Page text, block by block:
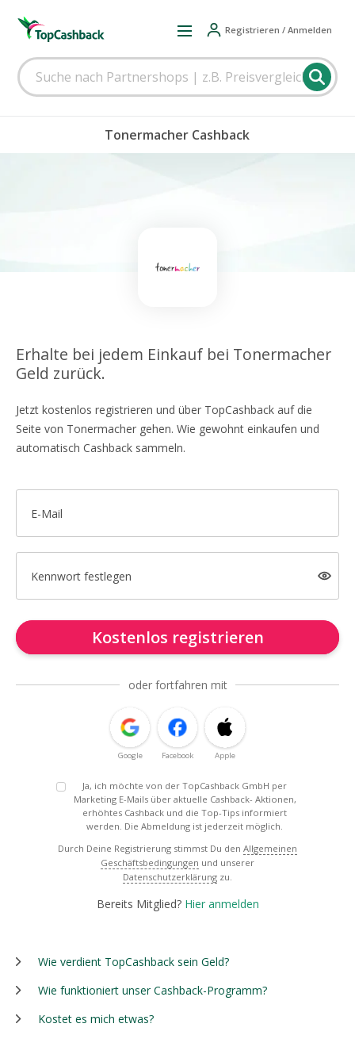
Registrieren / Anmelden
Tonermacher Cashback
Erhalte bei jedem Einkauf bei Tonermacher
Geld zurück.
Jetzt kostenlos registrieren und über TopCashback auf die
Seite von Tonermacher gehen. Wie gewohnt einkaufen und
automatisch Cashback sammeln.
E-Mail
Kennwort festlegen
Kostenlos registrieren
oder fortfahren mit
Google Facebook Apple
Ja, ich möchte von der TopCashback GmbH per
Marketing E-Mails über aktuelle Cashback- Aktionen,
erhöhtes Cashback und die Top-Tips informiert
werden. Die Abmeldung ist jederzeit möglich.
Durch Deine Registrierung stimmst Du den Allgemeinen
Geschäftsbedingungen und unserer
Datenschutzerklärung zu.
Bereits Mitglied? Hier anmelden
Wie verdient TopCashback sein Geld?
Wie funktioniert unser Cashback-Programm?
Kostet es mich etwas?